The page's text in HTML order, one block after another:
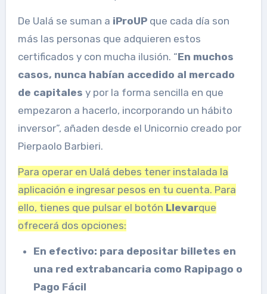
De Ualá se suman a iProUPque cada día son
más las personas que adquieren estos
certificados y con mucha ilusión. “En muchos
casos, nunca habían accedido al mercado
de capitales y por la forma sencilla en que
empezaron a hacerlo, incorporando un hábito
inversor”, añaden desde el Unicornio creado por
Pierpaolo Barbieri.
Para operar en Ualá debes tener instalada la
aplicación e ingresar pesos en tu cuenta. Para
ello, tienes que pulsar el botón Llevarque
ofrecerá dos opciones:
En efectivo: para depositar billetes en
una red extrabancaria como Rapipago o
Pago Fácil